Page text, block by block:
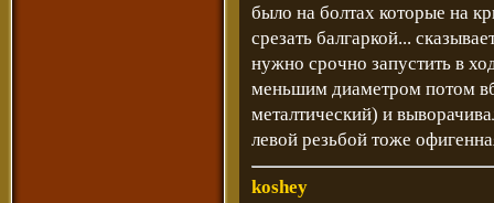
было на болтах которые на
срезать балгаркой...
нужно срочно запустить в
меньшим диаметром потом
металтический) и
левой резьбой тоже
koshey